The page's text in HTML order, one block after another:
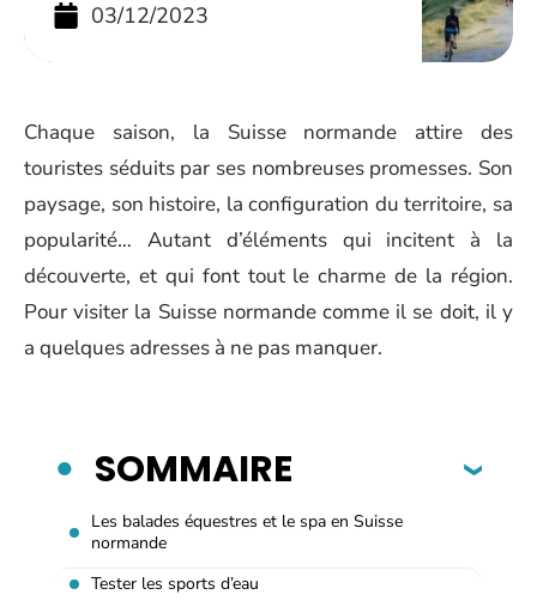
03/12/2023
Chaque saison, la Suisse normande attire des
touristes séduits par ses nombreuses promesses. Son
paysage, son histoire, la configuration du territoire, sa
popularité… Autant d’éléments qui incitent à la
découverte, et qui font tout le charme de la région.
Pour visiter la Suisse normande comme il se doit, il y
a quelques adresses à ne pas manquer.
SOMMAIRE
Les balades équestres et le spa en Suisse
normande
Tester les sports d’eau